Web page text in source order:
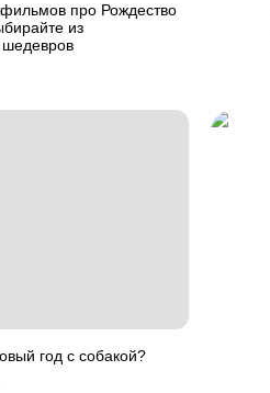
про Рождество
из
год с собакой?